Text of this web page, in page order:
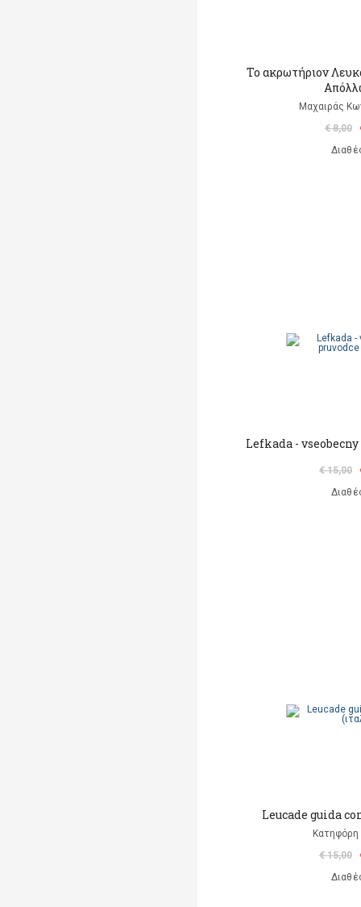
Το ακρωτήριον
Μαχαιράς
€ 8,00
Lefkada - vseobecny
€ 15,00
Leucade guida
Κατηφόρη
€ 15,00